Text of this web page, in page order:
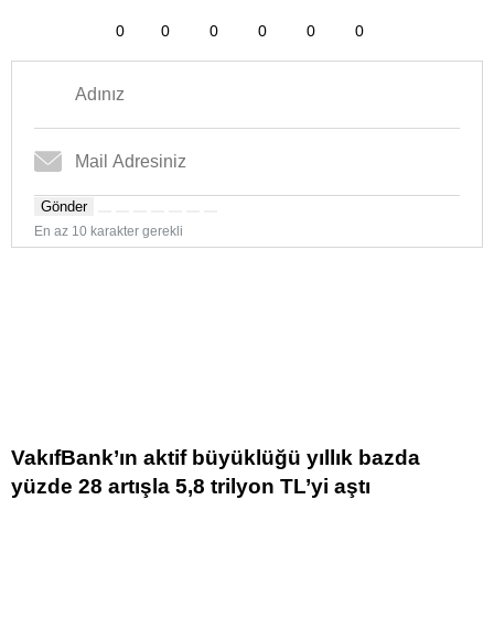
0 0 0 0 0 0
Gönder
En az 10 karakter gerekli
VakıfBank’ın aktif büyüklüğü yıllık bazda
yüzde 28 artışla 5,8 trilyon TL’yi aştı